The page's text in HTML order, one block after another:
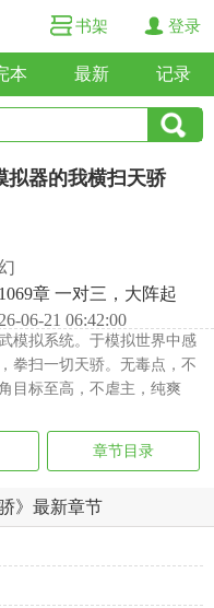
书架 登录
本 最新 记录
拟器的我横扫天骄
章 一对三，大阵起
06-21 06:42:00
模拟系统。于模拟世界中感
拳扫一切天骄。无毒点，不
目标至高，不虐主，纯爽
章节目录
》最新章节